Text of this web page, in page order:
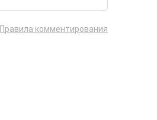
Правила комментирования